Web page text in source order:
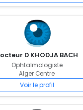
D KHODJA BACH
Ophtalmologiste
Alger Centre
Voir le profil